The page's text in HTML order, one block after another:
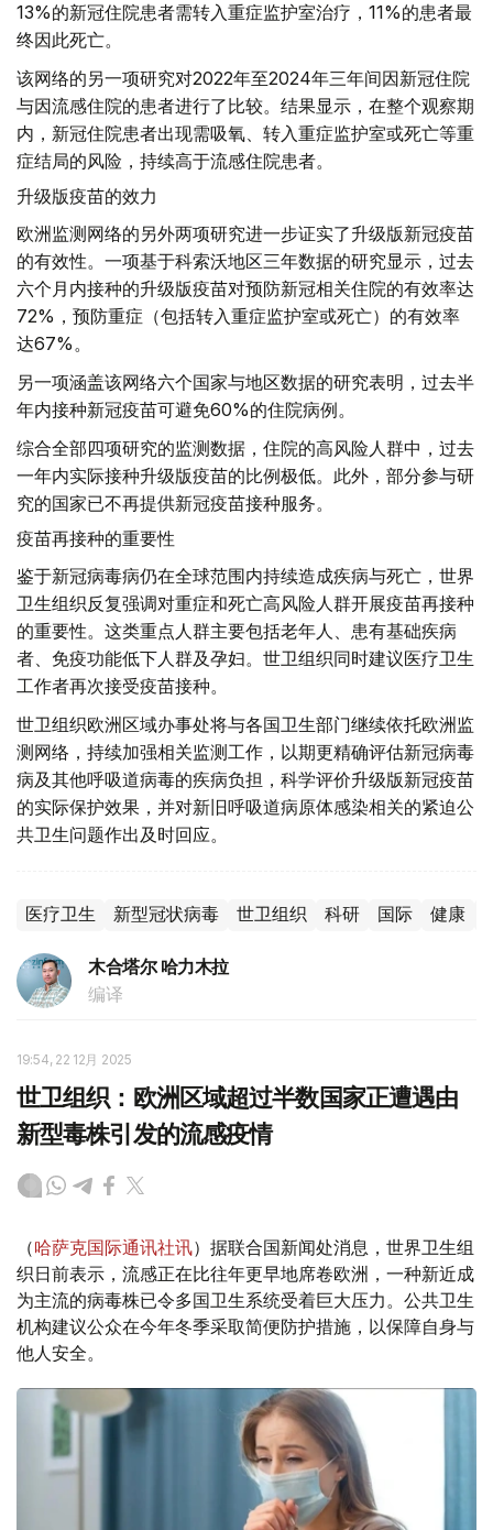
13%的新冠住院患者需转入重症监护室治疗，11%的患者最
终因此死亡。
该网络的另一项研究对2022年至2024年三年间因新冠住院
与因流感住院的患者进行了比较。结果显示，在整个观察期
内，新冠住院患者出现需吸氧、转入重症监护室或死亡等重
症结局的风险，持续高于流感住院患者。
升级版疫苗的效力
欧洲监测网络的另外两项研究进一步证实了升级版新冠疫苗
的有效性。一项基于科索沃地区三年数据的研究显示，过去
六个月内接种的升级版疫苗对预防新冠相关住院的有效率达
72%，预防重症（包括转入重症监护室或死亡）的有效率
达67%。
另一项涵盖该网络六个国家与地区数据的研究表明，过去半
年内接种新冠疫苗可避免60%的住院病例。
综合全部四项研究的监测数据，住院的高风险人群中，过去
一年内实际接种升级版疫苗的比例极低。此外，部分参与研
究的国家已不再提供新冠疫苗接种服务。
疫苗再接种的重要性
鉴于新冠病毒病仍在全球范围内持续造成疾病与死亡，世界
卫生组织反复强调对重症和死亡高风险人群开展疫苗再接种
的重要性。这类重点人群主要包括老年人、患有基础疾病
者、免疫功能低下人群及孕妇。世卫组织同时建议医疗卫生
工作者再次接受疫苗接种。
世卫组织欧洲区域办事处将与各国卫生部门继续依托欧洲监
测网络，持续加强相关监测工作，以期更精确评估新冠病毒
病及其他呼吸道病毒的疾病负担，科学评价升级版新冠疫苗
的实际保护效果，并对新旧呼吸道病原体感染相关的紧迫公
共卫生问题作出及时回应。
医疗卫生 新型冠状病毒 世卫组织 科研 国际 健康
木合塔尔 哈力木拉
编译
19:54, 22 12月 2025
世卫组织：欧洲区域超过半数国家正遭遇由
新型毒株引发的流感疫情
（哈萨克国际通讯社讯）据联合国新闻处消息，世界卫生组
织日前表示，流感正在比往年更早地席卷欧洲，一种新近成
为主流的病毒株已令多国卫生系统受着巨大压力。公共卫生
机构建议公众在今年冬季采取简便防护措施，以保障自身与
他人安全。